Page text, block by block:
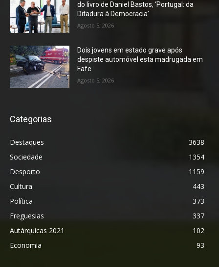
do livro de Daniel Bastos, ‘Portugal: da
Ditadura à Democracia’
Agosto 5, 2026
Dois jovens em estado grave após
despiste automóvel esta madrugada em
Fafe
Agosto 5, 2026
Categorias
Destaques
3638
Sociedade
1354
Desporto
1159
Cultura
443
Política
373
Freguesias
337
Autárquicas 2021
102
Economia
93